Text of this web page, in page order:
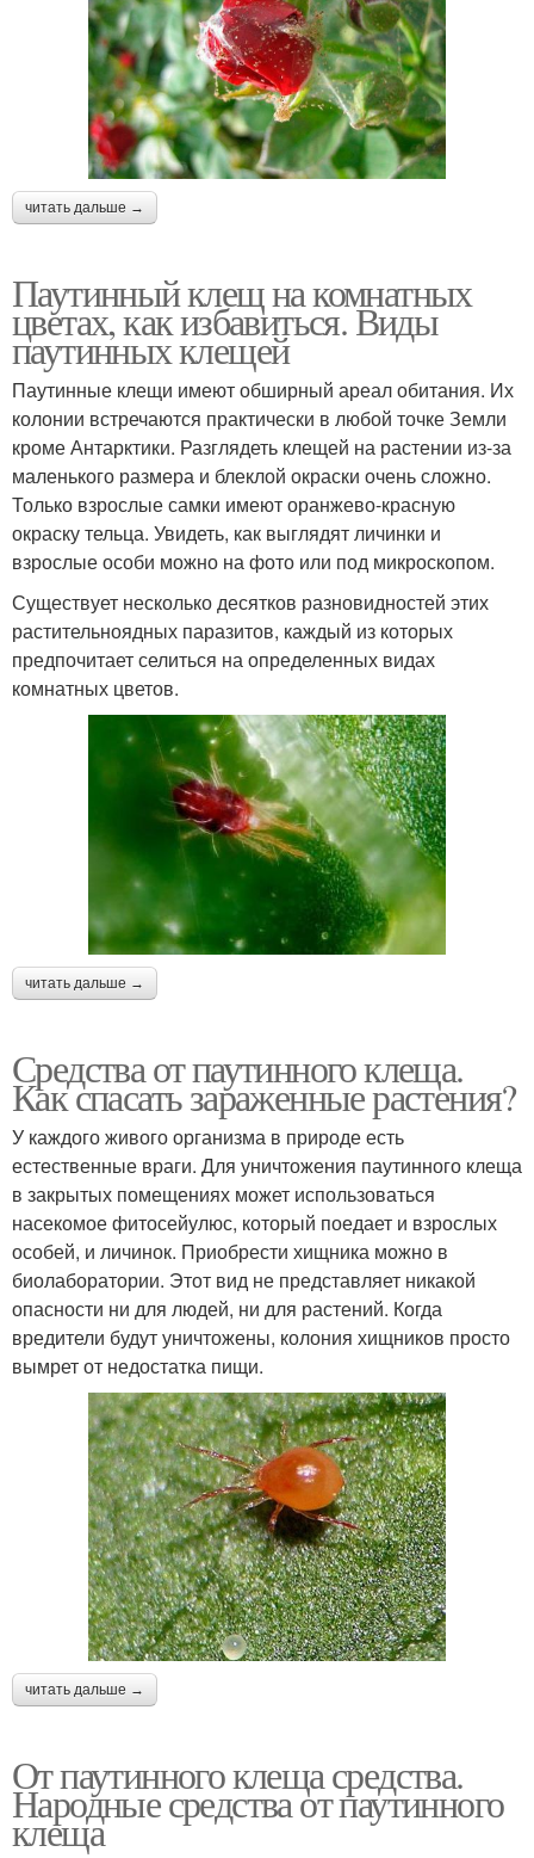
читать дальше →
Паутинный клещ на комнатных
цветах, как избавиться. Виды
паутинных клещей
Паутинные клещи имеют обширный ареал обитания. Их
колонии встречаются практически в любой точке Земли
кроме Антарктики. Разглядеть клещей на растении из-за
маленького размера и блеклой окраски очень сложно.
Только взрослые самки имеют оранжево-красную
окраску тельца. Увидеть, как выглядят личинки и
взрослые особи можно на фото или под микроскопом.
Существует несколько десятков разновидностей этих
растительноядных паразитов, каждый из которых
предпочитает селиться на определенных видах
комнатных цветов.
читать дальше →
Средства от паутинного клеща.
Как спасать зараженные растения?
У каждого живого организма в природе есть
естественные враги. Для уничтожения паутинного клеща
в закрытых помещениях может использоваться
насекомое фитосейулюс, который поедает и взрослых
особей, и личинок. Приобрести хищника можно в
биолаборатории. Этот вид не представляет никакой
опасности ни для людей, ни для растений. Когда
вредители будут уничтожены, колония хищников просто
вымрет от недостатка пищи.
читать дальше →
От паутинного клеща средства.
Народные средства от паутинного
клеща